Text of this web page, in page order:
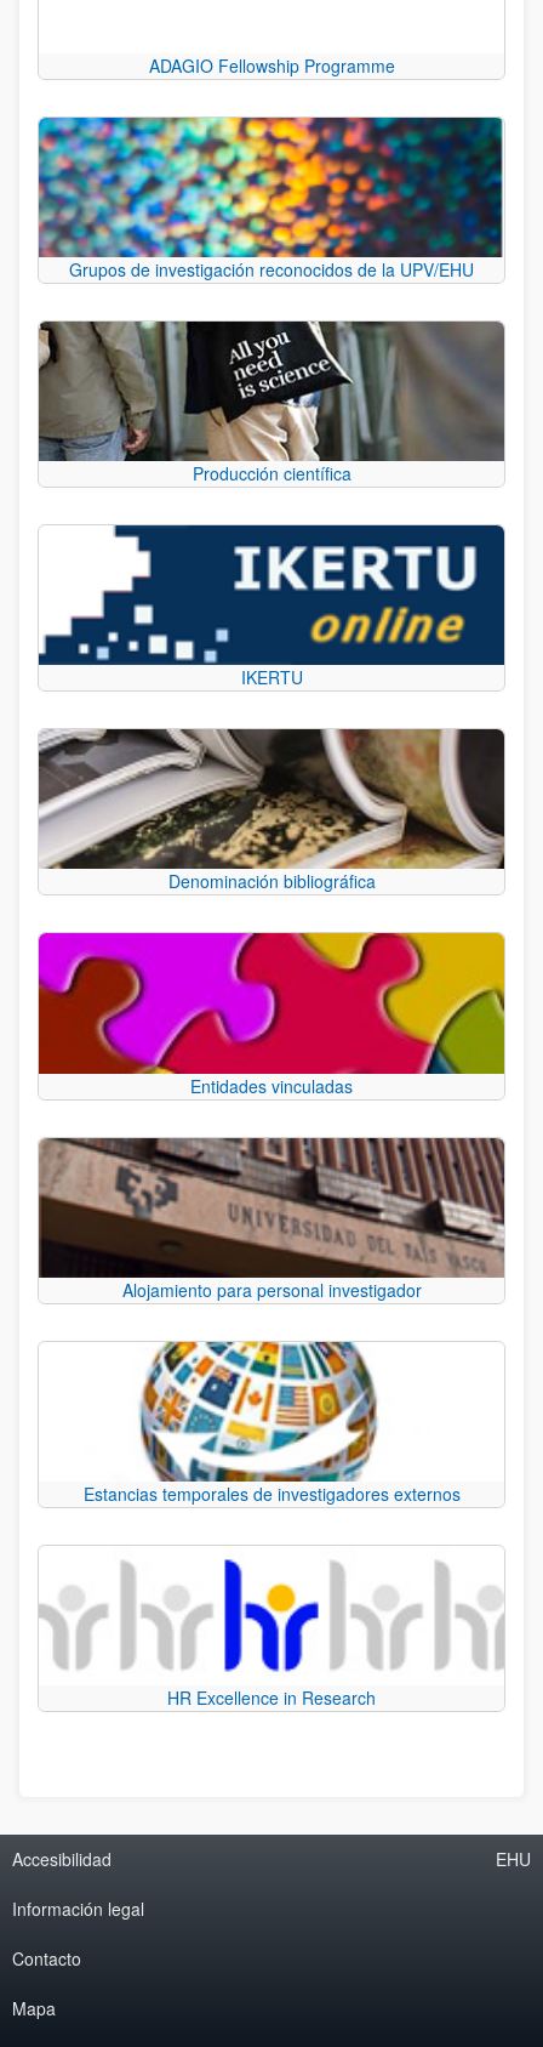
ADAGIO Fellowship Programme
Grupos de investigación reconocidos de la UPV/EHU
Producción científica
IKERTU
Denominación bibliográfica
Entidades vinculadas
Alojamiento para personal investigador
Estancias temporales de investigadores externos
HR Excellence in Research
Accesibilidad
Información legal
Contacto
Mapa
EHU